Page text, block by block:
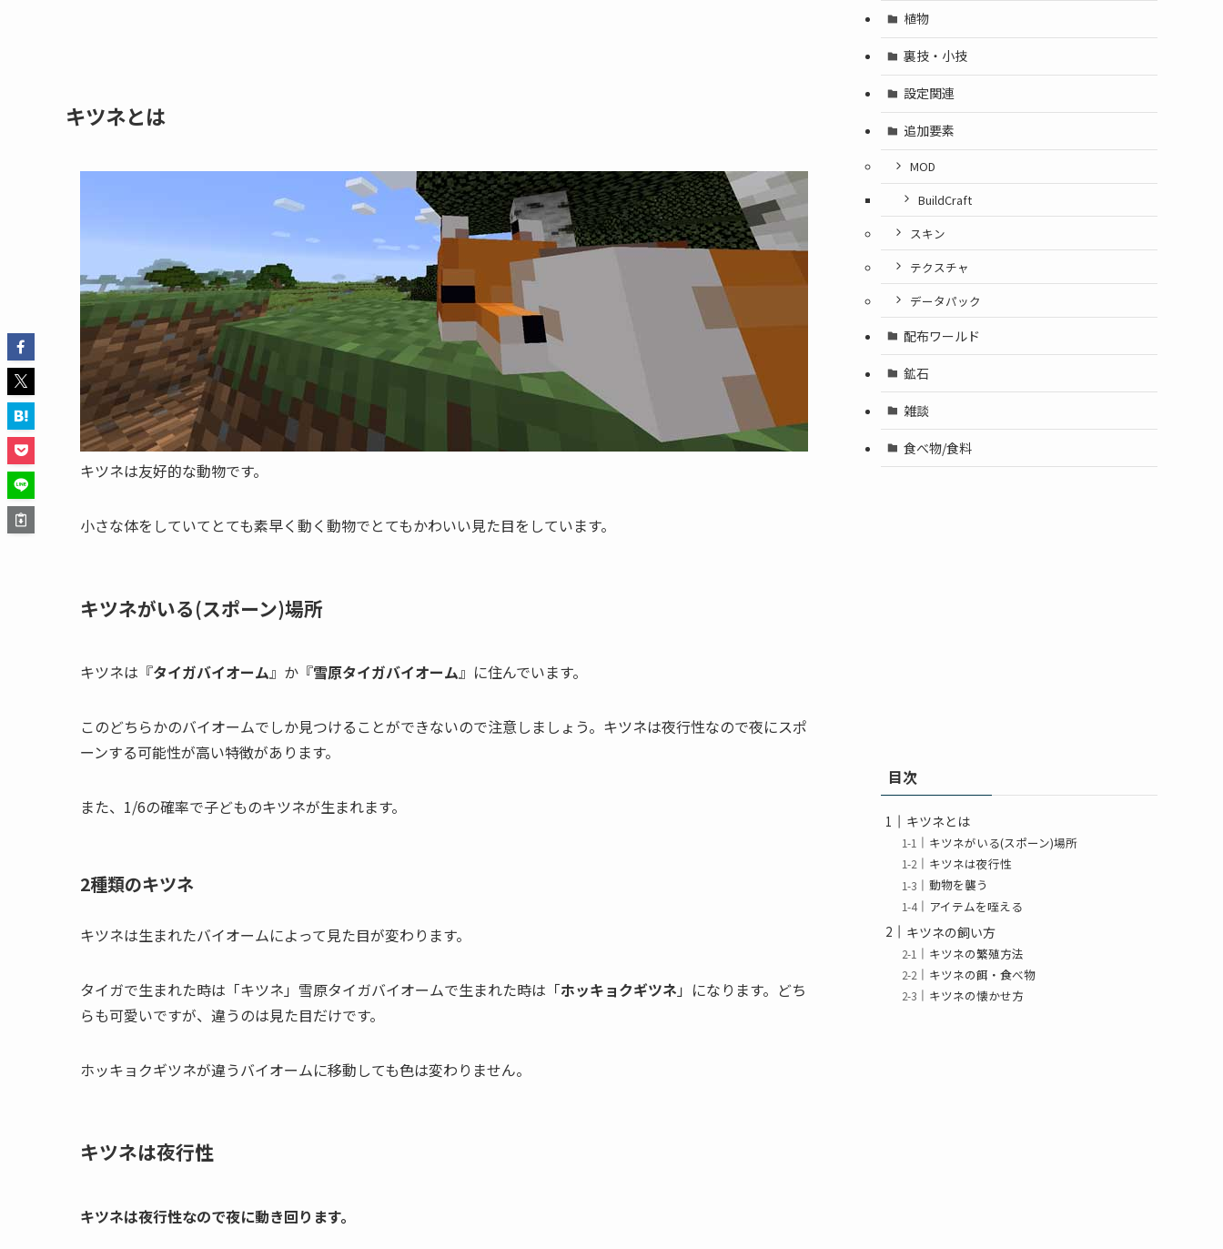
キツネとは
キツネは友好的な動物です。
小さな体をしていてとても素早く動く動物でとてもかわいい見た目をしています。
キツネがいる(スポーン)場所
キツネは『タイガバイオーム』か『雪原タイガバイオーム』に住んでいます。
このどちらかのバイオームでしか見つけることができないので注意しましょう。キツネは夜行性なので夜にスポ
ーンする可能性が高い特徴があります。
また、1/6の確率で子どものキツネが生まれます。
2種類のキツネ
キツネは生まれたバイオームによって見た目が変わります。
タイガで生まれた時は「キツネ」雪原タイガバイオームで生まれた時は「ホッキョクギツネ 」になります。どち
らも可愛いですが、違うのは見た目だけです。
ホッキョクギツネが違うバイオームに移動しても色は変わりません。
キツネは夜行性
キツネは夜行性なので夜に動き回ります。
植物
裏技・小技
設定関連
追加要素
MOD
BuildCraft
スキン
テクスチャ
データパック
配布ワールド
鉱石
雑談
食べ物/食料
目次
キツネとは
キツネがいる(スポーン)場所
キツネは夜行性
動物を襲う
アイテムを咥える
キツネの飼い方
キツネの繁殖方法
キツネの餌・食べ物
キツネの懐かせ方